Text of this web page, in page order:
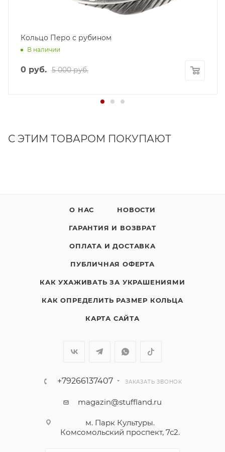
Кольцо Перо с рубином
В наличии
0 руб. 5 000 руб.
С ЭТИМ ТОВАРОМ ПОКУПАЮТ
О НАС НОВОСТИ
ГАРАНТИЯ И ВОЗВРАТ
ОПЛАТА И ДОСТАВКА
ПУБЛИЧНАЯ ОФЕРТА
КАК УХАЖИВАТЬ ЗА УКРАШЕНИЯМИ
КАК ОПРЕДЕЛИТЬ РАЗМЕР КОЛЬЦА
КАРТА САЙТА
+79266137407 ЗАКАЗАТЬ ЗВОНОК
magazin@stuffland.ru
м. Парк Культуры.
Комсомольский проспект, 7с2.